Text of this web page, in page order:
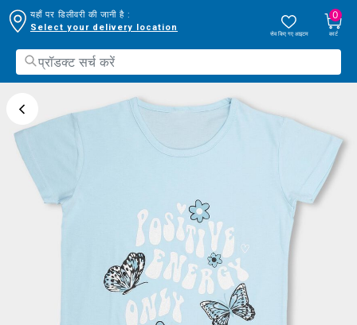
यहाँ पर डिलीवरी की जानी है :
Select your delivery location
सेव किए गए आइटम
0
कार्ट